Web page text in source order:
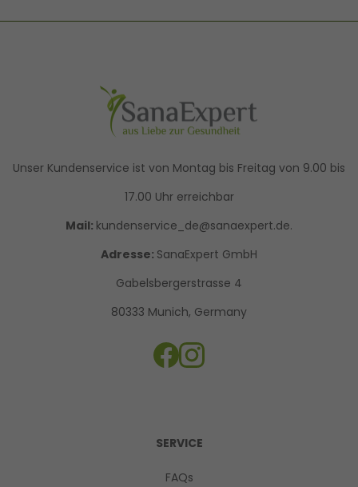
Unser Kundenservice ist von Montag bis Freitag von 9.00 bis
17.00 Uhr erreichbar
Mail: kundenservice_de@sanaexpert.de.
Adresse: SanaExpert GmbH
Gabelsbergerstrasse 4
80333 Munich, Germany
SERVICE
FAQs